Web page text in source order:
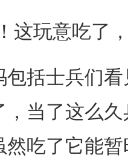
玩意吃了，
士兵们看
，当了这么
然吃了它能